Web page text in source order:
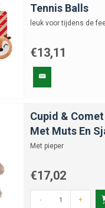
Tennis Balls
leuk voor tijdens de
€13,11
Cupid &
Met Muts En
Met pieper
€17,02
- +